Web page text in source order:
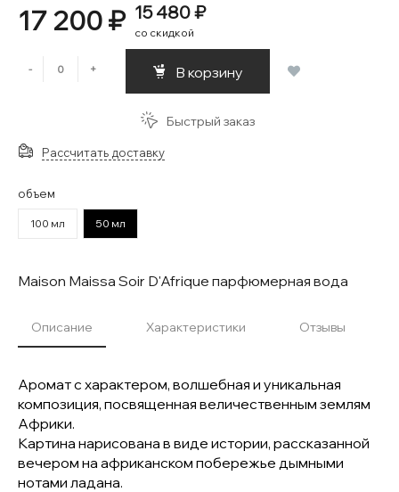
17 200 ₽ 15 480 ₽
со скидкой
- + В корзину
Быстрый заказ
Рассчитать доставку
объем
100 мл 50 мл
Maison Maissa Soir D'Afrique парфюмерная вода
Описание Характеристики Отзывы
Аромат с характером, волшебная и уникальная
композиция, посвященная величественным землям
Африки.
Картина нарисована в виде истории, рассказанной
вечером на африканском побережье дымными
нотами ладана.